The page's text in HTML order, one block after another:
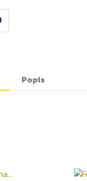
Popis